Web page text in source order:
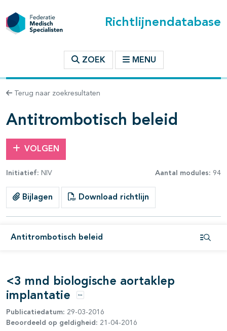
Richtlijnendatabase
ZOEK MENU
Terug naar zoekresultaten
Antitrombotisch beleid
VOLGEN
Initiatief: NIV Aantal modules: 94
Bijlagen Download richtlijn
Antitrombotisch beleid
binnen deze richtlijn
open- en dichtklappen
open- en dichtklappen
open- en dichtklappen
open- en dichtklappen
<3 mnd biologische aortaklep
implantatie
Opties
Publicatiedatum: 29-03-2016
Beoordeeld op geldigheid: 21-04-2016